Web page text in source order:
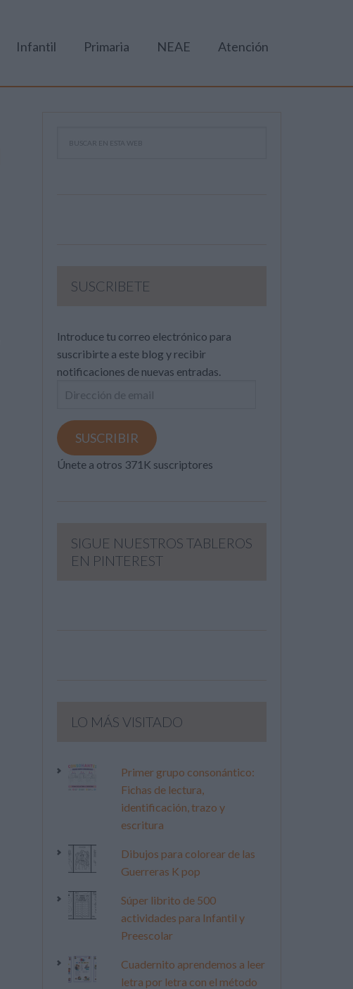
Infantil Primaria NEAE Atención
SUSCRIBETE
Introduce tu correo electrónico para
suscribirte a este blog y recibir
notificaciones de nuevas entradas.
Dirección
email
SUSCRIBIR
Únete a otros 371K suscriptores
SIGUE NUESTROS TABLEROS
EN PINTEREST
LO MÁS VISITADO
Primer grupo consonántico:
Fichas de lectura,
identificación, trazo y
escritura
Dibujos para colorear de las
Guerreras K pop
Súper librito de 500
actividades para Infantil y
Preescolar
Cuadernito aprendemos a leer
letra por letra con el método